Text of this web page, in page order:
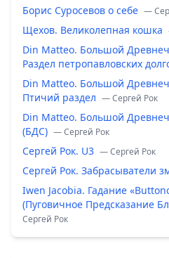
Борис Суросевов о себе —
Щехов. Великолепная кошка
Din Matteo. Большой
Раздел петропавловских
Din Matteo. Большой
Птичий раздел — Сергей Рок
Din Matteo. Большой
(БДС) — Сергей Рок
Сергей Рок. U3 — Сергей Рок
Сергей Рок. Забрасыватели
Iwen Jacobia. Гадание
(Пуговичное Предсказание
Сергей Рок